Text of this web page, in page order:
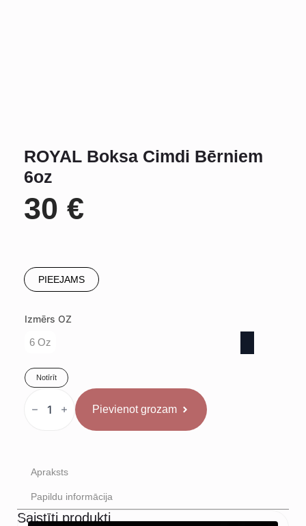
ROYAL Boksa Cimdi Bērniem
6oz
30 €
PIEEJAMS
Izmērs OZ
6 Oz
Notīrīt
Cimdi
Pievienot grozam
Apraksts
Papildu informācija
Saistīti produkti